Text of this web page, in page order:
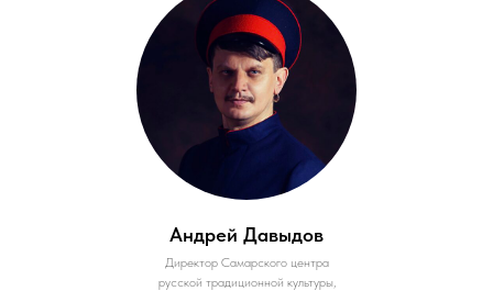
Андрей Давыдов
Директор Самарского центра
русской традиционной культуры,